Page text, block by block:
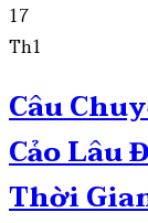
17
Th1
Câu
Cảo Lâu
Thời